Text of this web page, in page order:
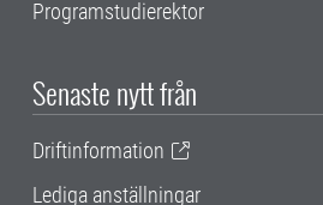
Programstudierektor
Senaste nytt från
Driftinformation
Lediga anställningar